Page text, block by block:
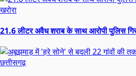
खरोरा
21.6 लीटर अवैध शराब के साथ आरोपी पुलिस
छत्तीसगढ़